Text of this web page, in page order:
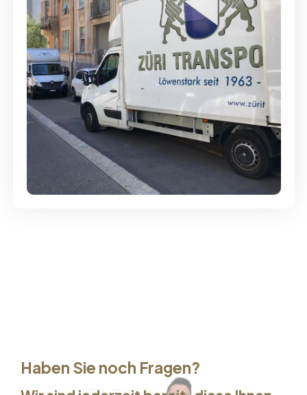
Günstige Umzüge - Hervorragender
Service
Haben Sie noch Fragen?